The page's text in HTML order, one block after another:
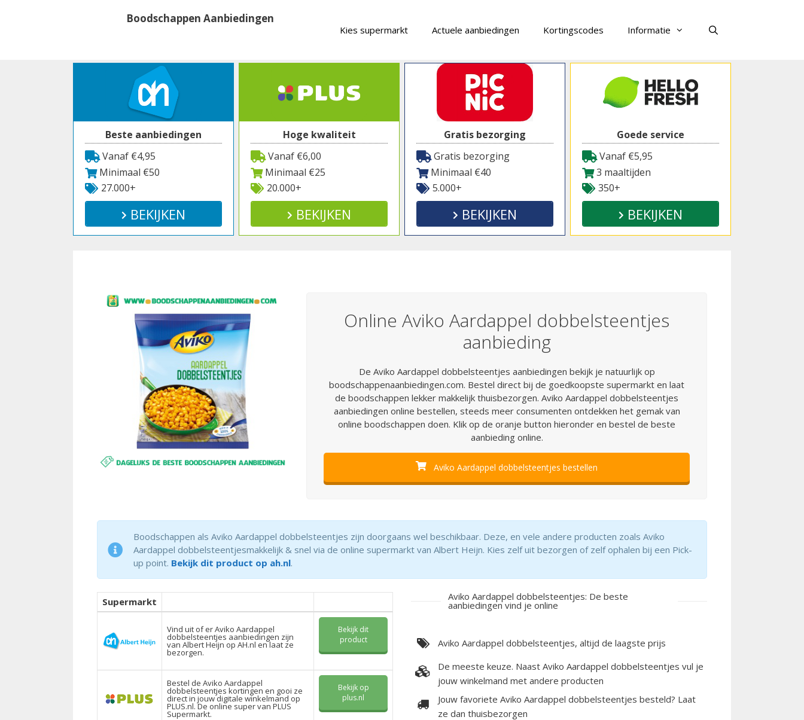
Boodschappen Aanbiedingen
Kies supermarkt Actuele aanbiedingen Kortingscodes Informatie
Beste aanbiedingen
Vanaf €4,95
Minimaal €50
27.000+
BEKIJKEN
Hoge kwaliteit
Vanaf €6,00
Minimaal €25
20.000+
BEKIJKEN
Gratis bezorging
Gratis bezorging
Minimaal €40
5.000+
BEKIJKEN
Goede service
Vanaf €5,95
3 maaltijden
350+
BEKIJKEN
Online Aviko Aardappel dobbelsteentjes
aanbieding
De Aviko Aardappel dobbelsteentjes aanbiedingen bekijk je natuurlijk op
boodschappenaanbiedingen.com. Bestel direct bij de goedkoopste supermarkt en laat
de boodschappen lekker makkelijk thuisbezorgen. Aviko Aardappel dobbelsteentjes
aanbiedingen online bestellen, steeds meer consumenten ontdekken het gemak van
online boodschappen doen. Klik op de oranje button hieronder en bestel de beste
aanbieding online.
Aviko Aardappel dobbelsteentjes bestellen
Boodschappen als Aviko Aardappel dobbelsteentjes zijn doorgaans wel beschikbaar. Deze, en vele andere producten zoals Aviko
Aardappel dobbelsteentjesmakkelijk & snel via de online supermarkt van Albert Heijn. Kies zelf uit bezorgen of zelf ophalen bij een Pick-
up point. Bekijk dit product op ah.nl.
Supermarkt
Vind uit of er Aviko Aardappel
dobbelsteentjes aanbiedingen zijn
van Albert Heijn op AH.nl en laat ze
bezorgen.
Bekijk dit
product
Bestel de Aviko Aardappel
dobbelsteentjes kortingen en gooi ze
direct in jouw digitale winkelmand op
PLUS.nl. De online super van PLUS
Supermarkt.
Bekijk op
plus.nl
Aviko Aardappel dobbelsteentjes: De beste
aanbiedingen vind je online
Aviko Aardappel dobbelsteentjes, altijd de laagste prijs
De meeste keuze. Naast Aviko Aardappel dobbelsteentjes vul je
jouw winkelmand met andere producten
Jouw favoriete Aviko Aardappel dobbelsteentjes besteld? Laat
ze dan thuisbezorgen